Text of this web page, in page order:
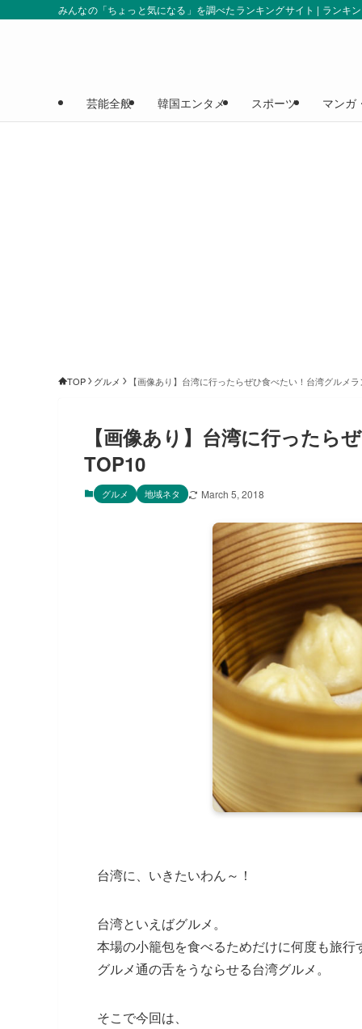
みんなの「ちょっと気になる」を調べたランキングサイト | ランキ
芸能全般 韓国エンタメ スポーツ マンガ
TOP グルメ 【画像あり】台湾に行ったらぜひ食べたい！台湾グルメ
【画像あり】台湾に行ったら
TOP10
グルメ 地域ネタ March 5, 2018
台湾に、いきたいわん～！
台湾といえばグルメ。
本場の小籠包を食べるためだけに何度も旅
グルメ通の舌をうならせる台湾グルメ。
そこで今回は、